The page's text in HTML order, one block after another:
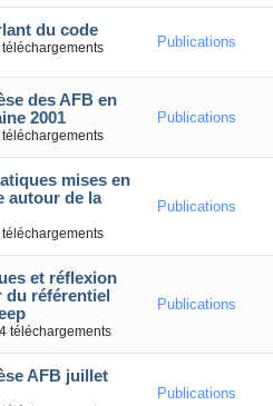
du code
Publications
des AFB en
2001
Publications
mises en
autour de la
Publications
et réflexion
du référentiel
téléchargements
Publications
AFB juillet
Publications